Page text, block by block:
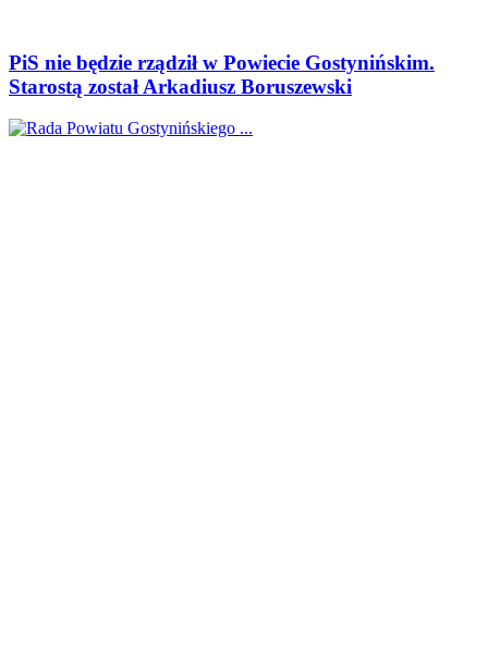
PiS nie będzie rządził w Powiecie Gostynińskim.
Starostą został Arkadiusz Boruszewski